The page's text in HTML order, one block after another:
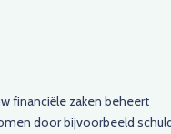
financiële zaken beheert
door bijvoorbeeld